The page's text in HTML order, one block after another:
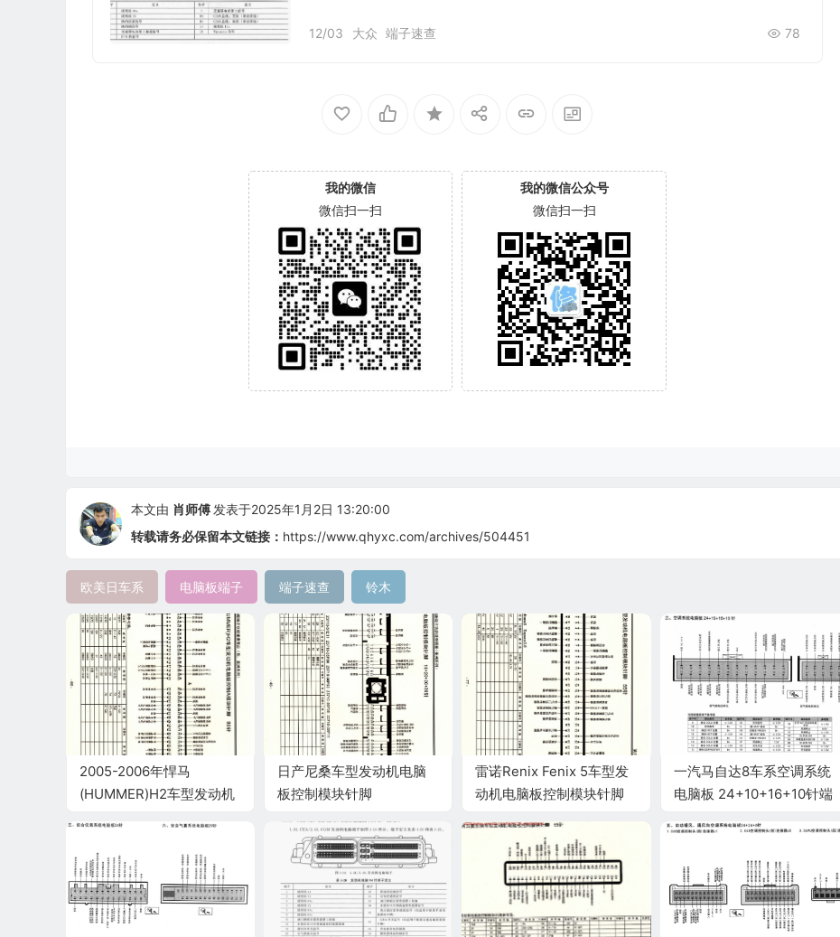
12/03 78
大众 端子速查
我的微信
微信扫一扫
我的微信公众号
微信扫一扫
本文由 肖师傅 发表于2025年1月2日 13:20:00
转载请务必保留本文链接： https://www.qhyxc.com/archives/504451
欧美日车系 电脑板端子 端子速查 铃木
2005-2006年悍马
(HUMMER)H2车型发动机
日产尼桑车型发动机电脑
板控制模块针脚
雷诺Renix Fenix 5车型发
动机电脑板控制模块针脚
一汽马自达8车系空调系统
电脑板 24+10+16+10针端